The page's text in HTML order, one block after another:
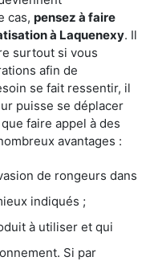
cas, pensez à faire
à Laquenexy. Il
surtout si vous
afin de
se fait ressentir, il
puisse se déplacer
faire appel à des
avantages :
de rongeurs dans
indiqués ;
à utiliser et qui
Si par